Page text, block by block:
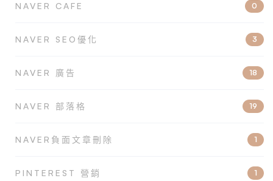
NAVER CAFE 0
NAVER SEO優化 3
NAVER 廣告 18
NAVER 部落格 19
NAVER負面文章刪除 1
PINTEREST 營銷 1